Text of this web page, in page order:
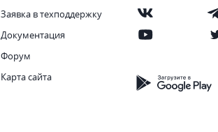
Заявка в техподдержку
Документация
Форум
Карта сайта